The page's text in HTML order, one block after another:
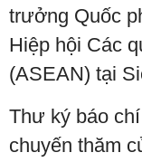
trưởng Quốc
Hiệp hội Các
(ASEAN) tại
Thư ký báo
chuyến thăm